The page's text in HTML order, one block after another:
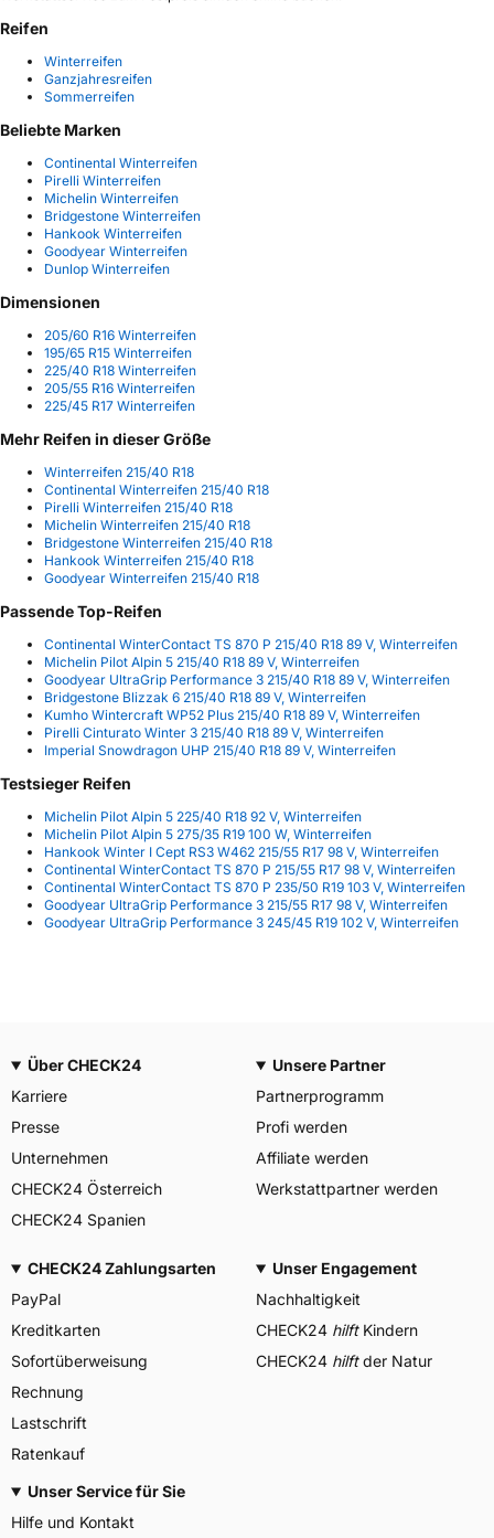
Reifen
Winterreifen
Ganzjahresreifen
Sommerreifen
Beliebte Marken
Continental Winterreifen
Pirelli Winterreifen
Michelin Winterreifen
Bridgestone Winterreifen
Hankook Winterreifen
Goodyear Winterreifen
Dunlop Winterreifen
Dimensionen
205/60 R16 Winterreifen
195/65 R15 Winterreifen
225/40 R18 Winterreifen
205/55 R16 Winterreifen
225/45 R17 Winterreifen
Mehr Reifen in dieser Größe
Winterreifen 215/40 R18
Continental Winterreifen 215/40 R18
Pirelli Winterreifen 215/40 R18
Michelin Winterreifen 215/40 R18
Bridgestone Winterreifen 215/40 R18
Hankook Winterreifen 215/40 R18
Goodyear Winterreifen 215/40 R18
Passende Top-Reifen
Continental WinterContact TS 870 P 215/40 R18 89 V, Winterreifen
Michelin Pilot Alpin 5 215/40 R18 89 V, Winterreifen
Goodyear UltraGrip Performance 3 215/40 R18 89 V, Winterreifen
Bridgestone Blizzak 6 215/40 R18 89 V, Winterreifen
Kumho Wintercraft WP52 Plus 215/40 R18 89 V, Winterreifen
Pirelli Cinturato Winter 3 215/40 R18 89 V, Winterreifen
Imperial Snowdragon UHP 215/40 R18 89 V, Winterreifen
Testsieger Reifen
Michelin Pilot Alpin 5 225/40 R18 92 V, Winterreifen
Michelin Pilot Alpin 5 275/35 R19 100 W, Winterreifen
Hankook Winter I Cept RS3 W462 215/55 R17 98 V, Winterreifen
Continental WinterContact TS 870 P 215/55 R17 98 V, Winterreifen
Continental WinterContact TS 870 P 235/50 R19 103 V, Winterreifen
Goodyear UltraGrip Performance 3 215/55 R17 98 V, Winterreifen
Goodyear UltraGrip Performance 3 245/45 R19 102 V, Winterreifen
Über CHECK24
Karriere
Presse
Unternehmen
CHECK24 Österreich
CHECK24 Spanien
Unsere Partner
Partnerprogramm
Profi werden
Affiliate werden
Werkstattpartner werden
CHECK24 Zahlungsarten
PayPal
Kreditkarten
Sofortüberweisung
Rechnung
Lastschrift
Ratenkauf
Unser Engagement
Nachhaltigkeit
CHECK24 hilftKindern
CHECK24 hilftder Natur
Unser Service für Sie
Hilfe und Kontakt